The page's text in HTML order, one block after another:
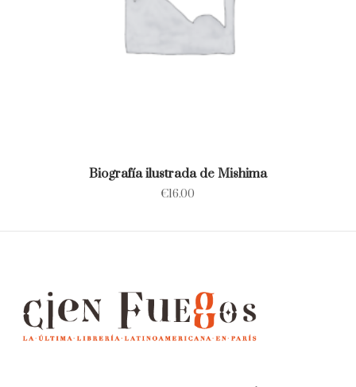
Biografía ilustrada de Mishima
€16.00